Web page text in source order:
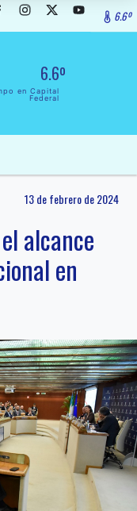
6.6º
6.6º
en Capital
Federal
13 de febrero de 2024
alcance
en